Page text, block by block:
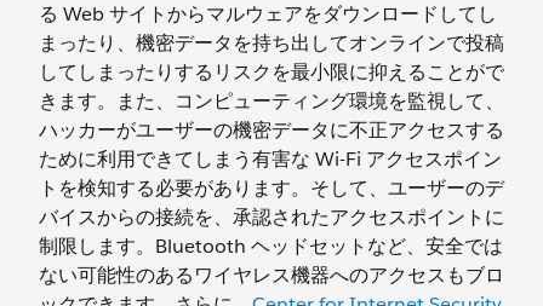
る Web サイトからマルウェアをダウンロードしてし
まったり、機密データを持ち出してオンラインで投稿
してしまったりするリスクを最小限に抑えることがで
きます。また、コンピューティング環境を監視して、
ハッカーがユーザーの機密データに不正アクセスする
ために利用できてしまう有害な Wi-Fi アクセスポイン
トを検知する必要があります。そして、ユーザーのデ
バイスからの接続を、承認されたアクセスポイントに
制限します。Bluetooth ヘッドセットなど、安全では
ない可能性のあるワイヤレス機器へのアクセスもブロ